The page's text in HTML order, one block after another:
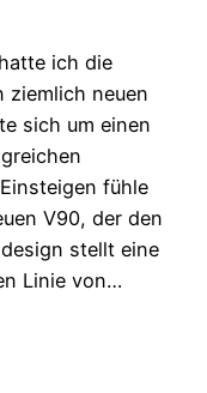
ich die
ziemlich neuen
sich um einen
fühle
V90, der den
stellt eine
Linie von…